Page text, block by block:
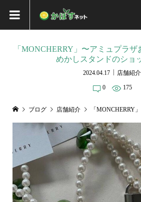
「MONCHERRY」〜アミュプラザ
めかしスタンドのショ
2024.04.17 店舗紹介
0 175
ブログ 店舗紹介 「MONCHERRY」〜アミュプラザ